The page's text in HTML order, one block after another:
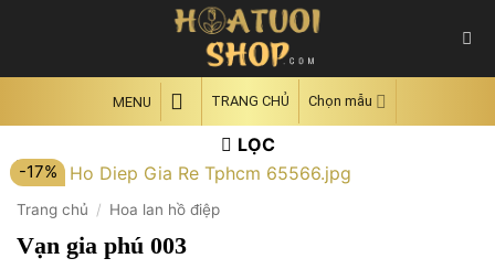
MENU TRANG CHỦ Chọn mẫu
LỌC
-17%
Trang chủ / Hoa lan hồ điệp
Vạn gia phú 003